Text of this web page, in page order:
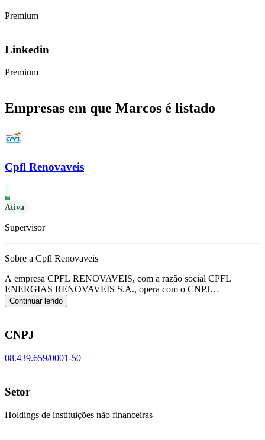
Premium
Linkedin
Premium
Empresas em que Marcos é listado
Cpfl Renovaveis
Ativa
Supervisor
Sobre a Cpfl Renovaveis
A empresa CPFL RENOVAVEIS, com a razão social CPFL
ENERGIAS RENOVAVEIS S.A., opera com o CNPJ
08.439.659/0001-50 e tem sua sede localizada em Campinas/SP.
Seu foco principal de atuação é de holdings de instituições não
Continuar lendo
CNPJ
08.439.659/0001-50
Setor
Holdings de instituições não financeiras